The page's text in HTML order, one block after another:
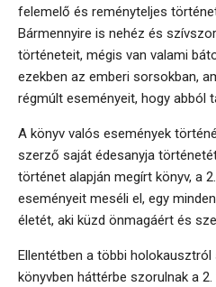
felemelő és reményteljes
Bármennyire is nehéz és
történeteit, mégis van valami
ezekben az emberi sorsokban,
régmúlt eseményeit, hogy abból
A könyv valós események
szerző saját édesanyja
történet alapján megírt könyv, a
eseményeit meséli el, egy
életét, aki küzd önmagáért és
Ellentétben a többi holokausztról
könyvben háttérbe szorulnak a